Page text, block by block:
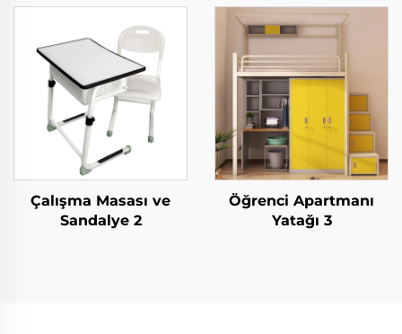
Çalışma Masası ve
Sandalye 2
Öğrenci Apartmanı
Yatağı 3